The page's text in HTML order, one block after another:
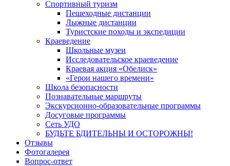
Спортивный туризм
Пешеходные дистанции
Лыжные дистанции
Туристские походы и экспедиции
Краеведение
Школьные музеи
Исследовательское краеведение
Краевая акция «Обелиск»
«Герои нашего времени»
Школа безопасности
Познавательные маршруты
Экскурсионно-образовательные программы
Досуговые программы
Сеть УДО
БУДЬТЕ БДИТЕЛЬНЫ И ОСТОРОЖНЫ!
Отзывы
Фотогалерея
Вопрос-ответ